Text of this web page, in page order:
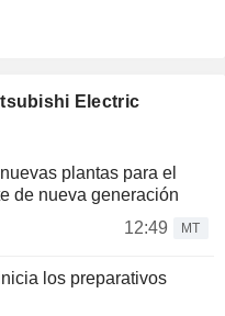
Electric
plantas para el
de nueva generación
12:49
MT
los preparativos